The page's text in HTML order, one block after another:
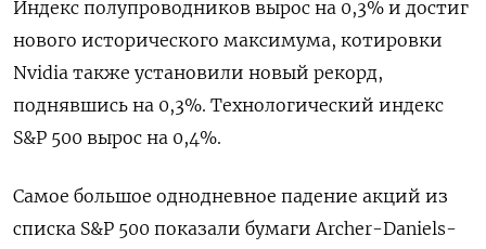
Индекс полупроводников вырос на 0,3% и достиг
нового исторического максимума, котировки
Nvidia также установили новый рекорд,
поднявшись на 0,3%. Технологический индекс
S&P 500 вырос на 0,4%.
Самое большое однодневное падение акций из
списка S&P 500 показали бумаги Archer-Daniels-